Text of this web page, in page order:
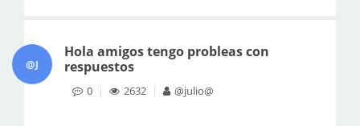
@J
Hola amigos tengo probleas con
respuestos
0 2632 @julio@